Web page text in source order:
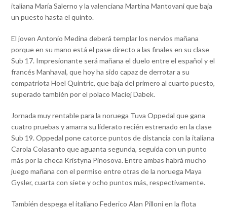
italiana María Salerno y la valenciana Martina Mantovani que baja
un puesto hasta el quinto.
El joven Antonio Medina deberá templar los nervios mañana
porque en su mano está el pase directo a las finales en su clase
Sub 17. Impresionante será mañana el duelo entre el español y el
francés Manhaval, que hoy ha sido capaz de derrotar a su
compatriota Hoel Quintric, que baja del primero al cuarto puesto,
superado también por el polaco Maciej Dabek.
Jornada muy rentable para la noruega Tuva Oppedal que gana
cuatro pruebas y amarra su liderato recién estrenado en la clase
Sub 19. Oppedal pone catorce puntos de distancia con la italiana
Carola Colasanto que aguanta segunda, seguida con un punto
más por la checa Kristyna Pinosova. Entre ambas habrá mucho
juego mañana con el permiso entre otras de la noruega Maya
Gysler, cuarta con siete y ocho puntos más, respectivamente.
También despega el italiano Federico Alan Pilloni en la flota